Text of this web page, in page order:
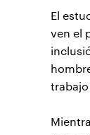
El
ven el